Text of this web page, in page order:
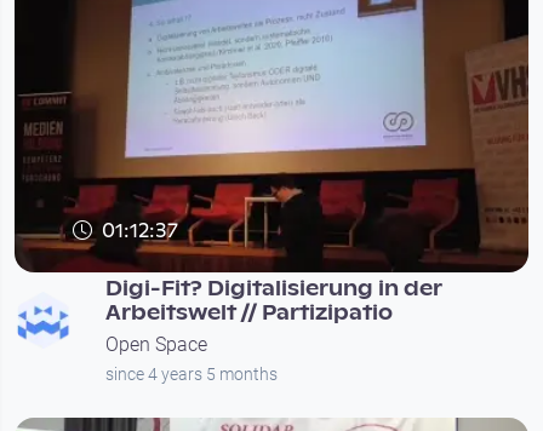
01:12:37
Digi-Fit? Digitalisierung in der
Arbeitswelt // Partizipatio
Open Space
since 4 years 5 months